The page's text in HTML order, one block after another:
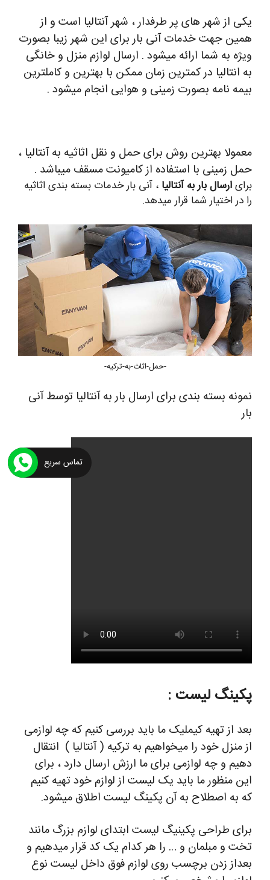
یکی از شهر های پر طرفدار ، شهر آنتالیا است و از
همین جهت خدمات آنی بار برای این شهر زیبا بصورت
ویژه به شما ارائه میشود . ارسال لوازم منزل و خانگی
به انتالیا در کمترین زمان ممکن با بهترین و کاملترین
بیمه نامه بصورت زمینی و هوایی انجام میشود .
معمولا بهترین روش برای حمل و نقل اثاثیه به آنتالیا ،
حمل زمینی با استفاده از کامیونت مسقف میباشد .
برایارسال بار به آنتالیا ، آنی بار خدمات بسته بندی اثاثیه
را در اختیار شما قرار میدهد.
-حمل-اثاث-به-ترکیه-
نمونه بسته بندی برای ارسال بار به آنتالیا توسط آنی
بار
پکینگ لیست :
بعد از تهیه کیملیک ما باید بررسی کنیم که چه لوازمی
از منزل خود را میخواهیم به ترکیه ( آنتالیا ) انتقال
دهیم و چه لوازمی برای ما ارزش ارسال دارد ، برای
این منظور ما باید یک لیست از لوازم خود تهیه کنیم
که به اصطلاح به آن پکینگ لیست اطلاق میشود.
برای طراحی پکینیگ لیست ابتدای لوازم بزرگ مانند
تخت و مبلمان و … را هر کدام یک کد قرار میدهیم و
بعداز زدن برچسب روی لوازم فوق داخل لیست نوع
تماس سریع